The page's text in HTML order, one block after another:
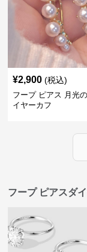
¥2,900 (税込)
フープ ピアス 月光
イヤーカフ
フープ ピアスダ